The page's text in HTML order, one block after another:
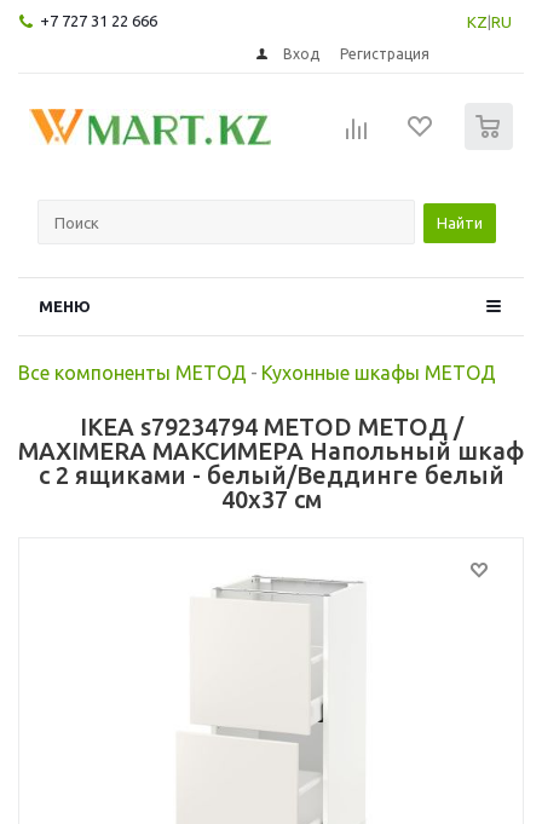
+7 727 31 22 666 KZ RU
Вход Регистрация
Найти
МЕНЮ
Все компоненты МЕТОД - Кухонные шкафы МЕТОД
IKEA s79234794 METOD МЕТОД /
MAXIMERA МАКСИМЕРА Напольный шкаф
с 2 ящиками - белый/Веддинге белый
40x37 см